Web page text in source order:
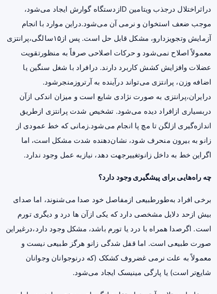
دراثراختلال درجذب ویتامین Dازدستگاه گوارش ایجاد می‌شود،
موجب ضعف استخوان و نرمی آن می‌شود.دراین موارد با انجام
آزمایش وتجویزدارو، مشکل قابل حل است. پس از۱۵سالگی،پرانتزی
معمولاً اصلاح نمی‌شود و حرکات اصلاحی صرفاً به منظورتقویت
عضلات وافزایش کشش کاربرد دارند. درافراد با شغل سنگین یا
اضافه وزن، پرانتزی می‌تواند درآینده به آرتروزمنجرشود.
درایران،پرانتزی به صورت نژادی شایع است و میزان اندکی ازآن
دربسیاری ازافراد دیده می‌شود. تشخیص شدت پرانتزی ازطریق
اندازه‌گیری ازلگن تا مچ پا انجام می‌شود.زمانی که خط عمودی از
زانو به بیرون منحرف شود، نشان‌دهنده شدت مشکل است، اما
اگراین خط به داخل زانوتغییرجهت دهد، نیازبه عمل وجود ندارد.
چه راه‌هایی برای پیشگیری وجود دارد؟
برخی افراد به‌طورطبیعی ازمفاصل خود صدا می‌شنوند، اما صدای
بیش ازحد دلایل مشخصی دارد که یکی ازآن ها درد و دیگری تورم
است. اگرصدا همراه با درد یا تورم باشد، مشکل وجود دارد،درغیراین
صورت طبیعی است. اما قفل شدگی زانو هرگز طبیعی نیست و
معمولاً به علت نرمی غضروف کشکک (که درنوجوانان وجوانان
شایع‌تر است) یا پارگی مینیسک ایجاد می‌شود.